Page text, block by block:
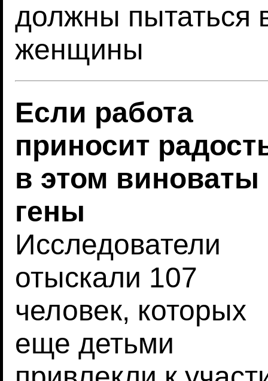
должны пытаться
женщины
Если работа
приносит
в этом виноваты
гены
Исследователи
отыскали 107
человек, которых
еще детьми